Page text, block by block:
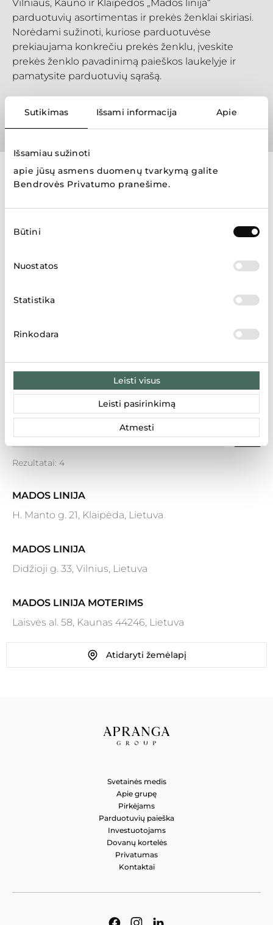
Sutikimas Išsami informacija Apie
Išsamiau sužinoti
apie jūsų asmens duomenų tvarkymą galite
Bendrovės Privatumo pranešime.
pasirinkimas
Būtini
Nuostatos
Statistika
Rinkodara
Leisti visus
Leisti pasirinkimą
Atmesti
Vilniaus, Kauno ir Klaipėdos „Mados linija“
parduotuvių asortimentas ir prekės ženklai skiriasi.
Norėdami sužinoti, kuriose parduotuvėse
prekiaujama konkrečiu prekės ženklu, įveskite
prekės ženklo pavadinimą paieškos laukelyje ir
pamatysite parduotuvių sąrašą.
Prekių ženklai
Rezultatai: 4
MADOS LINIJA
H. Manto g. 21, Klaipėda, Lietuva
MADOS LINIJA
Didžioji g. 33, Vilnius, Lietuva
MADOS LINIJA MOTERIMS
Laisvės al. 58, Kaunas 44246, Lietuva
MADOS LINIJA VYRAMSAtidaryti žemėlapį
Svetainės medis
Apie grupę
Pirkėjams
Parduotuvių paieška
Investuotojams
Dovanų kortelės
Privatumas
Kontaktai